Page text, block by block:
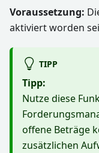
Voraussetzung:
aktiviert worden
TIPP
Tipp:
Nutze diese
offene Beträge
zusätzlichen